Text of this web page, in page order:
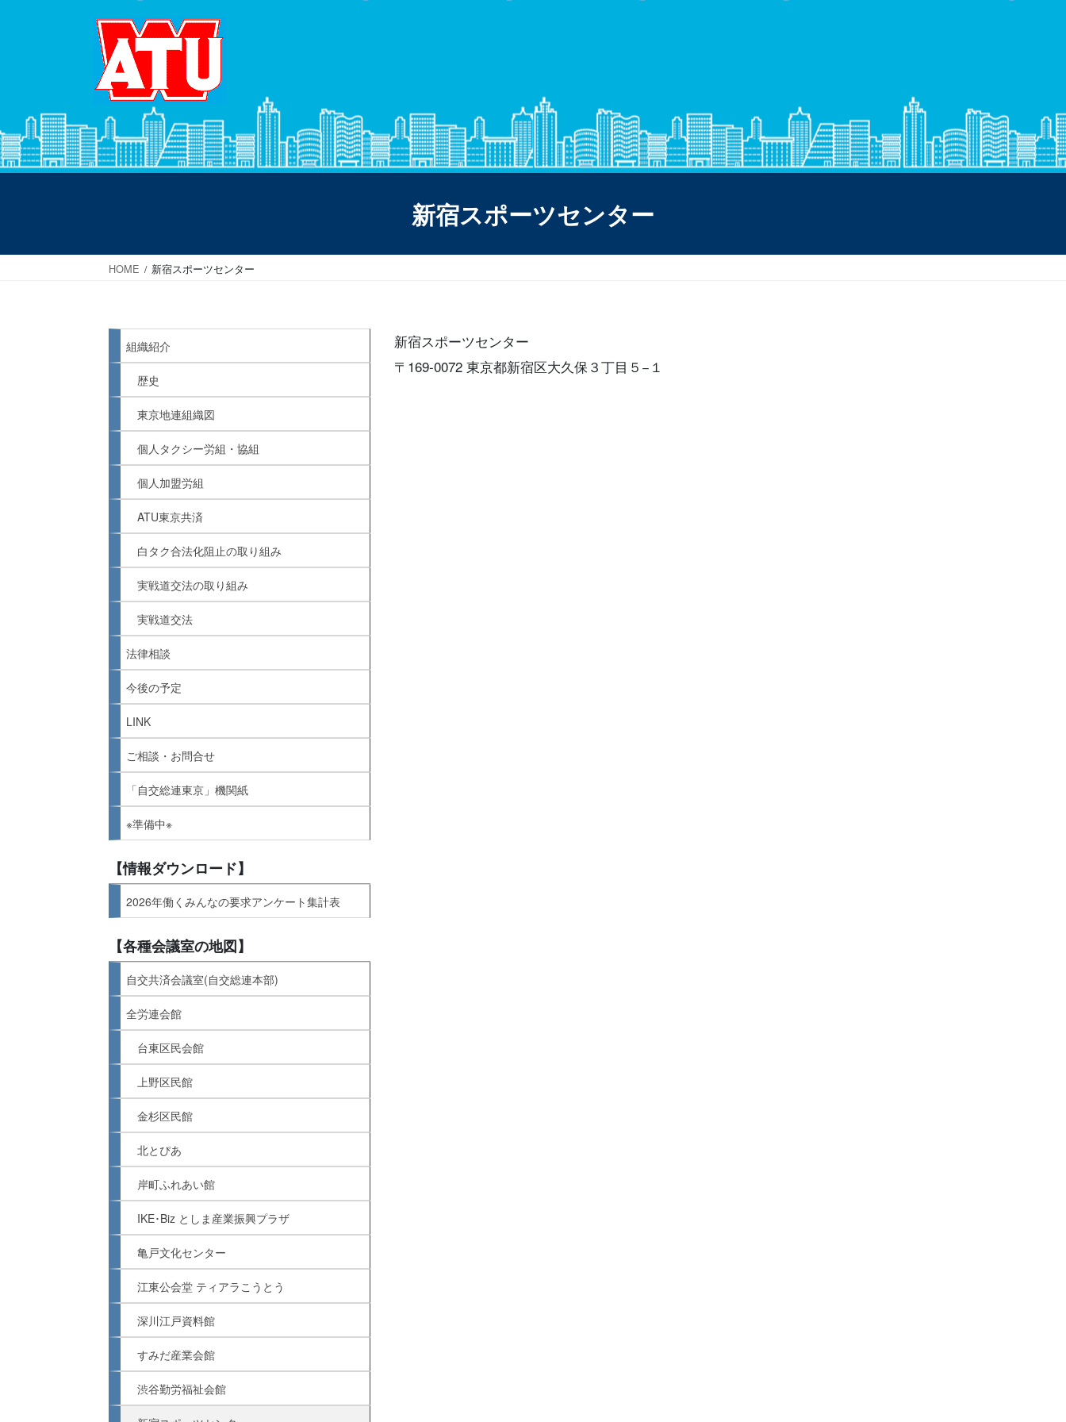
ス
キ
ッ
ン
に
移
新宿スポーツセンター
HOME 新宿スポーツセンター
新宿スポーツセンター
〒169-0072 東京都新宿区大久保３丁目５−１
組織紹介
歴史
東京地連組織図
個人タクシー労組・協組
個人加盟労組
ATU東京共済
白タク合法化阻止の取り組み
実戦道交法の取り組み
実戦道交法
法律相談
今後の予定
LINK
ご相談・お問合せ
「自交総連東京」機関紙
※準備中※
【情報ダウンロード】
2026年働くみんなの要求アンケート集計表
【各種会議室の地図】
自交共済会議室(自交総連本部)
全労連会館
台東区民会館
上野区民館
金杉区民館
北とぴあ
岸町ふれあい館
IKE･Biz としま産業振興プラザ
亀戸文化センター
江東公会堂 ティアラこうとう
深川江戸資料館
すみだ産業会館
渋谷勤労福祉会館